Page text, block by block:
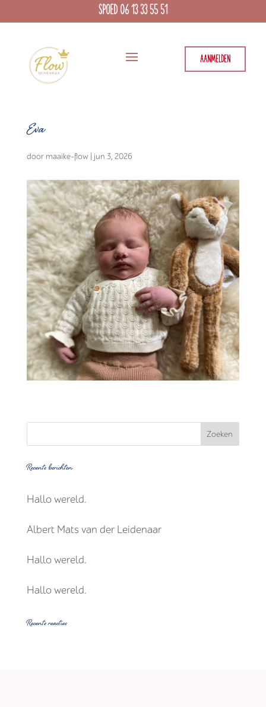
SPOED 06 13 33 55 51
AANMELDEN
Eva
door maaike-flow | jun 3, 2026
Recente berichten
Hallo wereld.
Albert Mats van der Leidenaar
Hallo wereld.
Hallo wereld.
Recente reacties